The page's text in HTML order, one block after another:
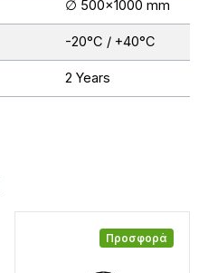
∅ 500×1000 mm
-20°C / +40°C
2 Years
Προσφορά